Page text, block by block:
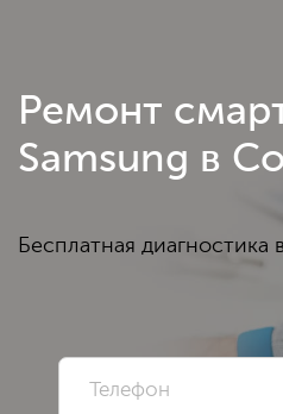
Ремонт
Samsung в
Бесплатная диагностика